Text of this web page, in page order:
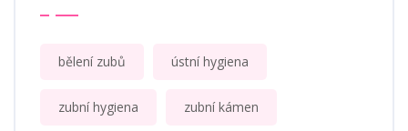
bělení zubů ústní hygiena
zubní hygiena zubní kámen